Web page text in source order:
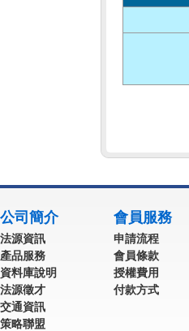
公司簡介
法源資訊
產品服務
資料庫說明
法源徵才
交通資訊
策略聯盟
會員服務
申請流程
會員條款
授權費用
付款方式